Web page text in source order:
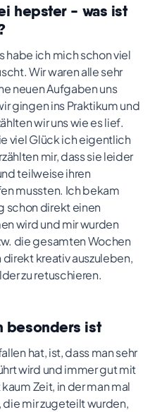
hepster - was ist
habe ich mich schon viel
Wir waren alle sehr
neuen Aufgaben uns
gingen ins Praktikum und
wir uns wie es lief.
viel Glück ich eigentlich
mir, dass sie leider
teilweise ihren
mussten. Ich bekam
schon direkt einen
wird und mir wurden
die gesamten Wochen
kreativ auszuleben,
zu retuschieren.
besonders ist
hat, ist, dass man sehr
wird und immer gut mit
Zeit, in der man mal
die mir zugeteilt wurden,